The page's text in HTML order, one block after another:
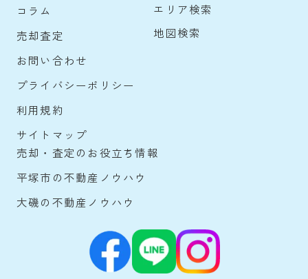
コラム
売却査定
お問い合わせ
プライバシーポリシー
利用規約
サイトマップ
エリア検索
地図検索
売却・査定のお役立ち情報
平塚市の不動産ノウハウ
大磯の不動産ノウハウ